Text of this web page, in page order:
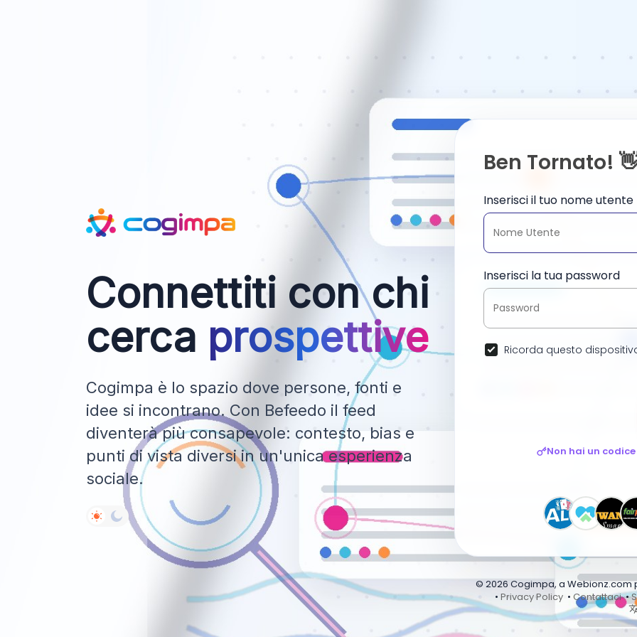
Connettiti con chi
cerca prospettive
Cogimpa è lo spazio dove persone, fonti e
idee si incontrano. Con Befeedo il feed
diventerà più consapevole: contesto, bias e
punti di vista diversi in un'unica esperienza
sociale.
Ben Tornato!
Inserisci il tuo nome utente
Inserisci la tua password
Ricorda questo
Non hai un
© 2026 Cogimpa, a Webionz.com
•Privacy Policy •Contattaci•